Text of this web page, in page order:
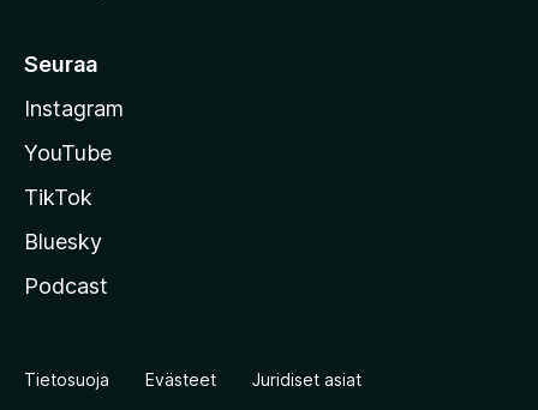
Seuraa
Instagram
YouTube
TikTok
Bluesky
Podcast
Tietosuoja Evästeet Juridiset asiat